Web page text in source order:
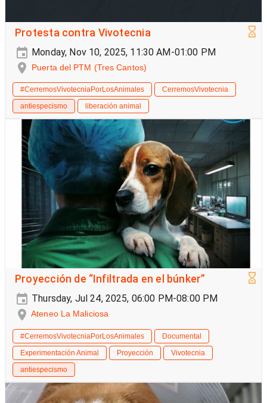
Protesta contra Vivotecnia
Monday, Nov 10, 2025, 11:30 AM-01:00 PM
Puerta del PTM (Tres Cantos)
#CerremosVivotecniaPorLosAnimales
CerremosVivotecnia
antiespecismo
liberación animal
Proyección de “Infiltrada en el búnker”
Thursday, Jul 24, 2025, 06:00 PM-08:00 PM
Ateneo La Maliciosa
#CerremosVivotecniaPorLosAnimales
Documental
Experimentación Animal
Proyección
Vivotecnia
antiespecismo